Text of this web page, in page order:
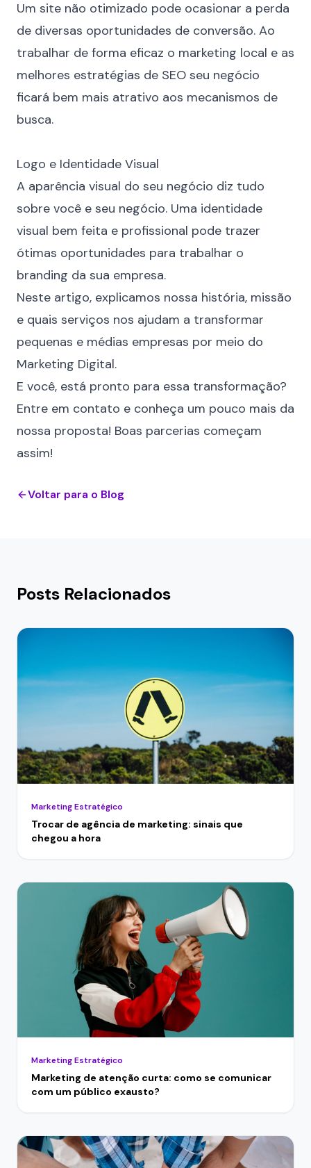
Um site não otimizado pode ocasionar a perda
de diversas oportunidades de conversão. Ao
trabalhar de forma eficaz o marketing local e as
melhores estratégias de SEO seu negócio
ficará bem mais atrativo aos mecanismos de
busca.
Logo e Identidade Visual
A aparência visual do seu negócio diz tudo
sobre você e seu negócio. Uma identidade
visual bem feita e profissional pode trazer
ótimas oportunidades para trabalhar o
branding da sua empresa.
Neste artigo, explicamos nossa história, missão
e quais serviços nos ajudam a transformar
pequenas e médias empresas por meio do
Marketing Digital.
E você, está pronto para essa transformação?
Entre em contato e conheça um pouco mais da
nossa proposta! Boas parcerias começam
assim!
Voltar para o Blog
Posts Relacionados
Marketing Estratégico
Trocar de agência de marketing: sinais que
chegou a hora
Marketing Estratégico
Marketing de atenção curta: como se comunicar
com um público exausto?